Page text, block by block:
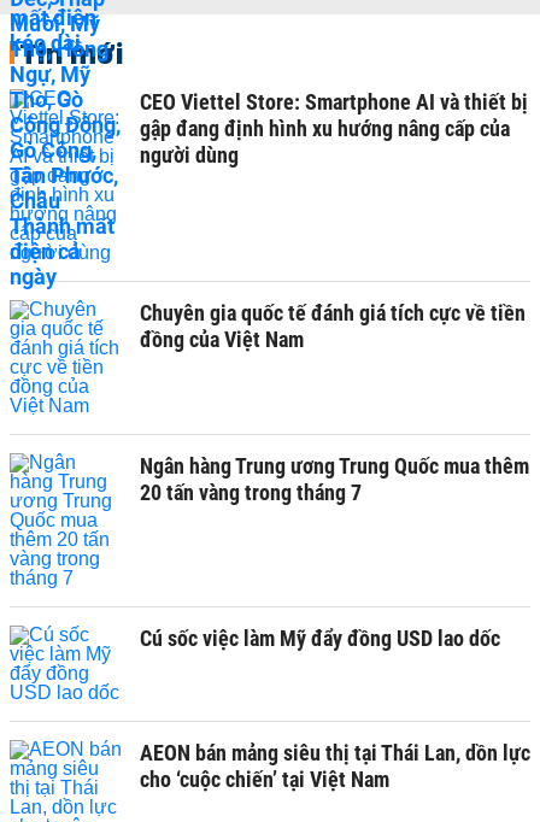
Tin mới
CEO Viettel Store: Smartphone AI và thiết bị
gập đang định hình xu hướng nâng cấp của
người dùng
Chuyên gia quốc tế đánh giá tích cực về tiền
đồng của Việt Nam
Ngân hàng Trung ương Trung Quốc mua thêm
20 tấn vàng trong tháng 7
Cú sốc việc làm Mỹ đẩy đồng USD lao dốc
AEON bán mảng siêu thị tại Thái Lan, dồn lực
cho ‘cuộc chiến’ tại Việt Nam